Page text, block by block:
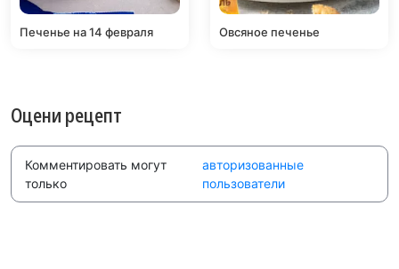
Печенье на 14 февраля Овсяное печенье
Оцени рецепт
Комментировать могут
только
авторизованные
пользователи